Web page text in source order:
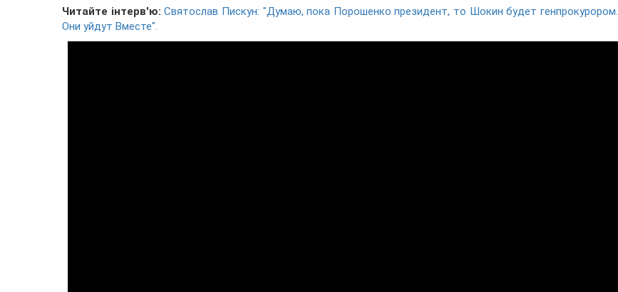
Читайте інтерв'ю:Святослав Пискун: "Думаю, пока Порошенко президент, то Шокин будет генпрокурором.
Они уйдут Вместе".